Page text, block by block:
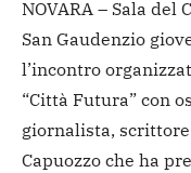
NOVARA – Sala del
San Gaudenzio
l’incontro
“Città Futura” con
giornalista,
Capuozzo che ha